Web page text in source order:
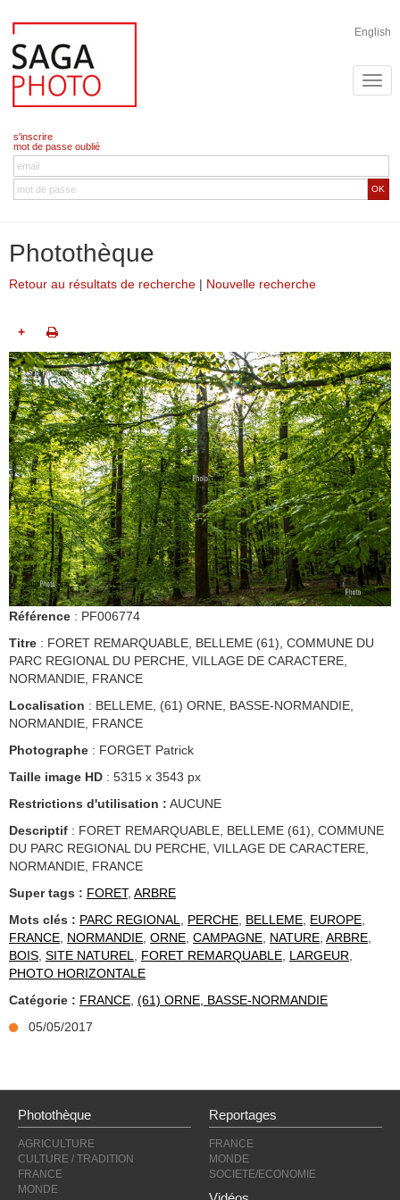
English
s'inscrire
mot de passe oublié
OK
Photothèque
Retour au résultats de recherche | Nouvelle recherche
+
Référence : PF006774
Titre : FORET REMARQUABLE, BELLEME (61), COMMUNE DU
PARC REGIONAL DU PERCHE, VILLAGE DE CARACTERE,
NORMANDIE, FRANCE
Localisation : BELLEME, (61) ORNE, BASSE-NORMANDIE,
NORMANDIE, FRANCE
Photographe : FORGET Patrick
Taille image HD : 5315 x 3543 px
Restrictions d'utilisation : AUCUNE
Descriptif : FORET REMARQUABLE, BELLEME (61), COMMUNE
DU PARC REGIONAL DU PERCHE, VILLAGE DE CARACTERE,
NORMANDIE, FRANCE
Super tags : FORET, ARBRE
Mots clés : PARC REGIONAL, PERCHE, BELLEME, EUROPE,
FRANCE, NORMANDIE, ORNE, CAMPAGNE, NATURE, ARBRE,
BOIS, SITE NATUREL, FORET REMARQUABLE, LARGEUR,
PHOTO HORIZONTALE
Catégorie : FRANCE, (61) ORNE, BASSE-NORMANDIE
05/05/2017
Photothèque
AGRICULTURE
CULTURE / TRADITION
FRANCE
MONDE
Reportages
FRANCE
MONDE
SOCIETE/ECONOMIE